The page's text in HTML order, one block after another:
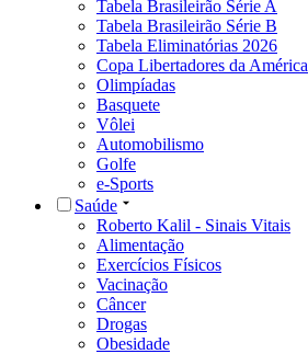
Tabela Brasileirão Série A
Tabela Brasileirão Série B
Tabela Eliminatórias 2026
Copa Libertadores da América
Olimpíadas
Basquete
Vôlei
Automobilismo
Golfe
e-Sports
Saúde
Roberto Kalil - Sinais Vitais
Alimentação
Exercícios Físicos
Vacinação
Câncer
Drogas
Obesidade